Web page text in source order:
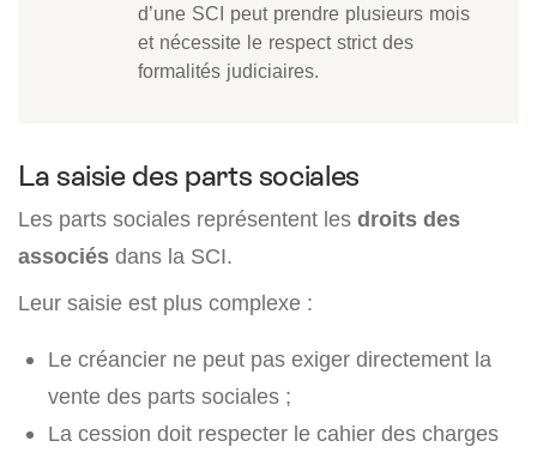
d’une SCI peut prendre plusieurs mois
et nécessite le respect strict des
formalités judiciaires.
La saisie des parts sociales
Les parts sociales représentent les droits des
associés dans la SCI.
Leur saisie est plus complexe :
Le créancier ne peut pas exiger directement la
vente des parts sociales ;
La cession doit respecter le cahier des charges